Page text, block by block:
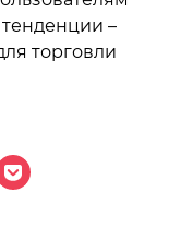
–
торговли